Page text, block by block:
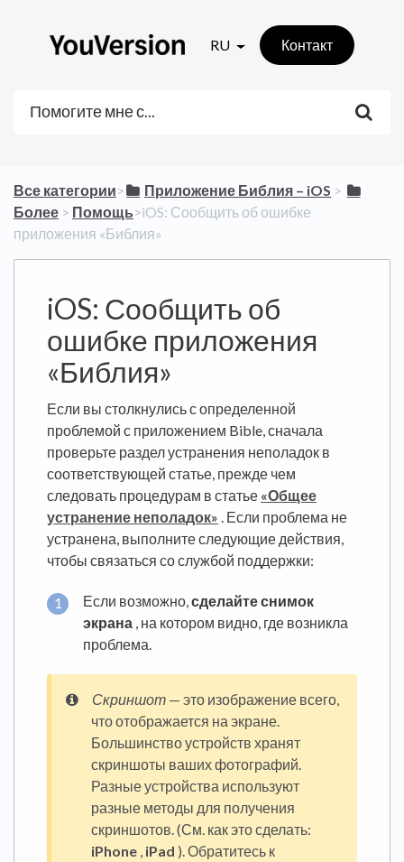
RU Контакт
Все категории​>​ ​Приложение Библия – iOS ​ > ​
Более ​ > ​ ​Помощь​>​ iOS: Сообщить об ошибке
приложения «Библия»
iOS: Сообщить об
ошибке приложения
«Библия»
Если вы столкнулись с определенной
проблемой с приложением Bible, сначала
проверьте раздел устранения неполадок в
соответствующей статье, прежде чем
следовать процедурам в статье «Общее
устранение неполадок» . Если проблема не
устранена, выполните следующие действия,
чтобы связаться со службой поддержки:
Если возможно,сделайте снимок
экрана , на котором видно, где возникла
проблема.
Скриншот — это изображение всего,
что отображается на экране.
Большинство устройств хранят
скриншоты ваших фотографий.
Разные устройства используют
разные методы для получения
скриншотов. (См. как это сделать:
iPhone iPad ). Обратитесь к